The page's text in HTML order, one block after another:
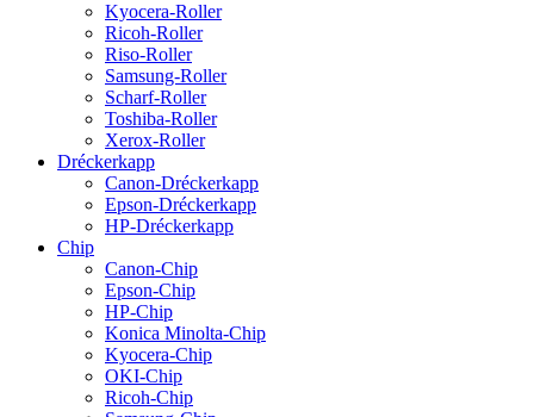
Kyocera-Roller
Ricoh-Roller
Riso-Roller
Samsung-Roller
Scharf-Roller
Toshiba-Roller
Xerox-Roller
Dréckerkapp
Canon-Dréckerkapp
Epson-Dréckerkapp
HP-Dréckerkapp
Chip
Canon-Chip
Epson-Chip
HP-Chip
Konica Minolta-Chip
Kyocera-Chip
OKI-Chip
Ricoh-Chip